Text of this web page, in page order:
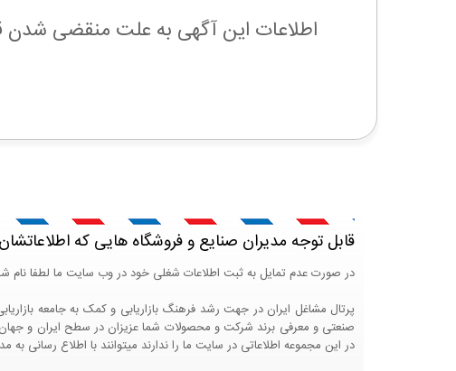
اطلاعات این آگهی به علت منقضی شدن
قابل توجه مدیران صنایع و فروشگاه هایی که
در صورت عدم تمایل به ثبت اطلاعات شغلی خود در وب سایت ما لطفا نام
صنعتی و معرفی برند شرکت و محصولات شما عزیزان در سطح ایران و
در این مجموعه اطلاعاتی در سایت ما را ندارند میتوانند با اطلاع